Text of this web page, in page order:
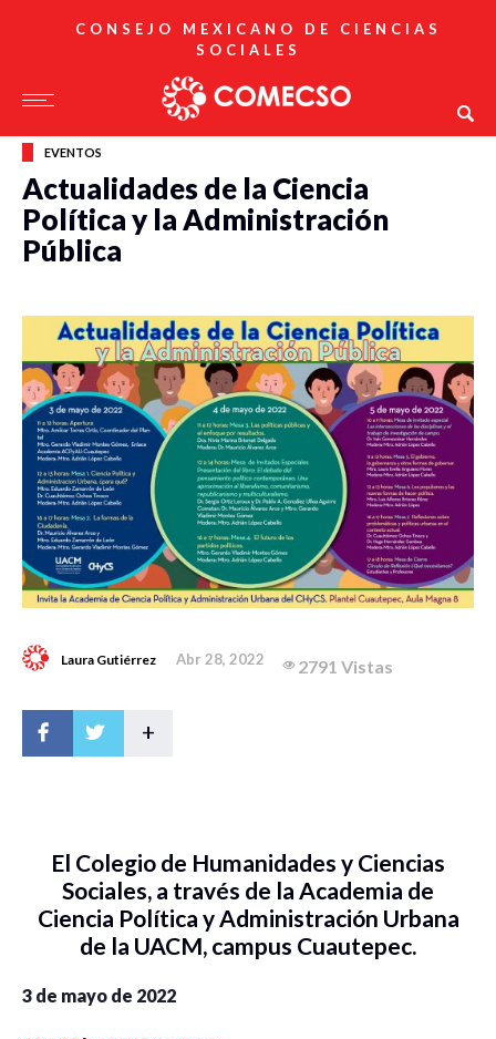
CONSEJO MEXICANO DE CIENCIAS
SOCIALES
EVENTOS
Actualidades de la Ciencia
Política y la Administración
Pública
Laura Gutiérrez Abr 28, 2022 2791 Vistas
+
El Colegio de Humanidades y Ciencias
Sociales, a través de la Academia de
Ciencia Política y Administración Urbana
de la UACM, campus Cuautepec.
3 de mayo de 2022